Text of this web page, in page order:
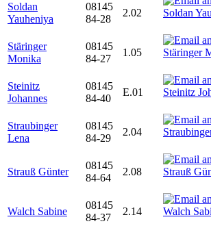
Soldan
Yauheniya
08145
84-28
2.02
Stäringer
Monika
08145
84-27
1.05
Steinitz
Johannes
08145
84-40
E.01
Straubinger
Lena
08145
84-29
2.04
Strauß Günter
08145
84-64
2.08
Walch Sabine
08145
84-37
2.14